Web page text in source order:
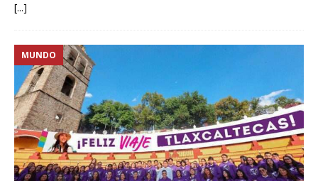
[...]
MUNDO